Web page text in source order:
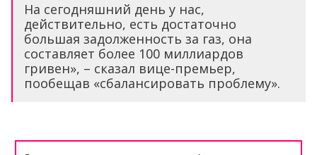
На сегодняшний день у нас,
действительно, есть достаточно
большая задолженность за газ, она
составляет более 100 миллиардов
гривен», – сказал вице-премьер,
пообещав «сбалансировать проблему».